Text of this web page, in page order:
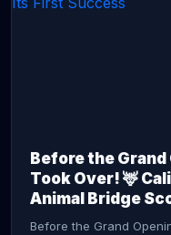
Before the
Took Over! 🦌
Animal Bridge
Before the Grand